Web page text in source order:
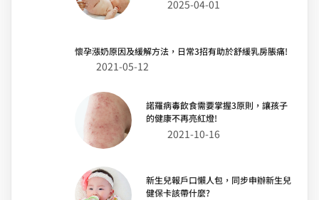
2025-04-01
懷孕漲奶原因及緩解方法，日常3招有助於舒緩乳房脹痛!
2021-05-12
諾羅病毒飲食需要掌握3原則，讓孩子
的健康不再亮紅燈!
2021-10-16
新生兒報戶口懶人包，同步申辦新生兒
健保卡該帶什麼?